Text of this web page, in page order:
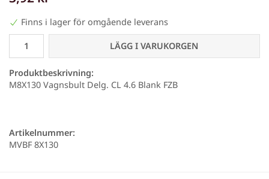
Finns i lager för omgående leverans
LÄGG I VARUKORGEN
Produktbeskrivning:
M8X130 Vagnsbult Delg. CL 4.6 Blank FZB
Artikelnummer:
MVBF 8X130